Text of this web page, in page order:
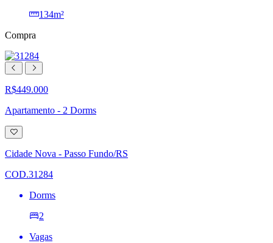
134m²
Compra
R$449.000
Apartamento - 2 Dorms
Adicionar
à
lista
de
Cidade Nova - Passo Fundo/RS
COD.31284
Dorms
2
Vagas